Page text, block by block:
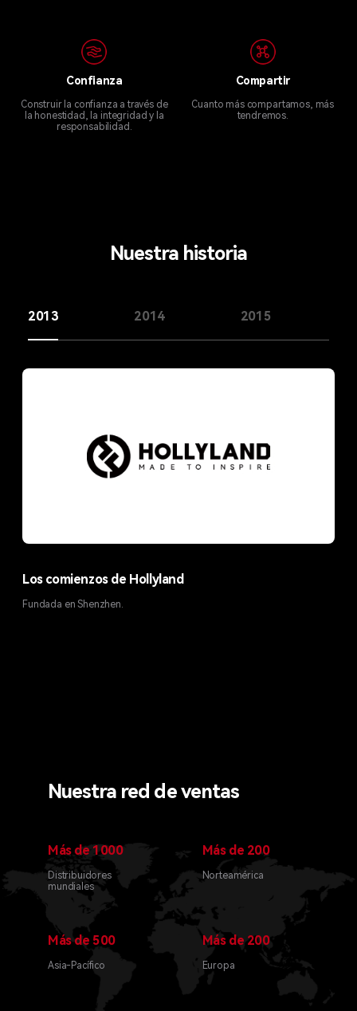
Confianza
Construir la confianza a través de
la honestidad, la integridad y la
responsabilidad.
Compartir
Cuanto más compartamos, más
tendremos.
Nuestra historia
2013 2014 2015
Los comienzos de Hollyland
Fundada en Shenzhen.
Nuestra red de ventas
Más de 1000
Distribuidores
mundiales
Más de 200
Norteamérica
Más de 500
Asia-Pacífico
Más de 200
Europa